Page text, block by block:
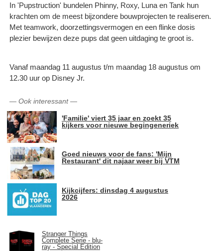
In 'Pupstruction' bundelen Phinny, Roxy, Luna en Tank hun
krachten om de meest bijzondere bouwprojecten te realiseren.
Met teamwork, doorzettingsvermogen en een flinke dosis
plezier bewijzen deze pups dat geen uitdaging te groot is.
Vanaf maandag 11 augustus t/m maandag 18 augustus om
12.30 uur op Disney Jr.
— Ook interessant—
'Familie' viert 35 jaar en zoekt 35
kijkers voor nieuwe begingeneriek
Goed nieuws voor de fans: 'Mijn
Restaurant' dit najaar weer bij VTM
Kijkcijfers: dinsdag 4 augustus
2026
Stranger Things
Complete Serie - blu-
ray - Special Edition